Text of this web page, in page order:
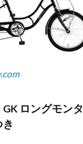
GK ロングモン